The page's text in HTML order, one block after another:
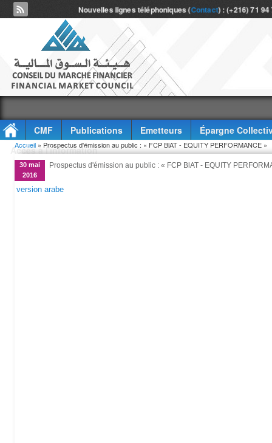
Nouvelles lignes téléphoniques (Contact) : (+216) 71
CMF Publications Emetteurs
Épargne
Accès à l'information
Vous êtes ici
Accueil » Prospectus d'émission au public : « FCP BlAT - EQUITY PERFORMANCE »
30 mai
2016
Prospectus d'émission au public : « FCP BlAT - EQUITY
version arabe